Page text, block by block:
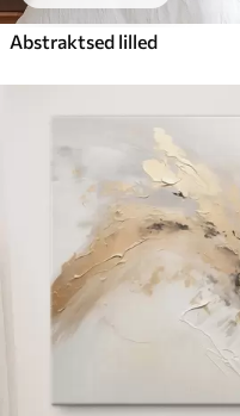
Abstraktsed lilled